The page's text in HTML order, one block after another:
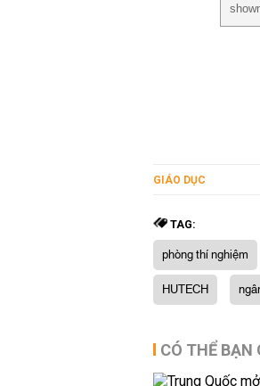
GIÁO DỤC
TAG:
phòng thí nghiệm
HUTECH
CÓ THỂ BẠN